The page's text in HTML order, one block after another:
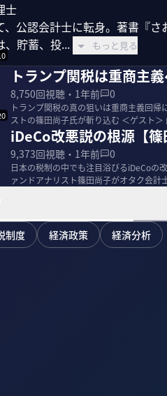
士
公認会計士に転身。著書『
、貯蓄、投...
もっと見る
トランプ関税は重商主
8,750回視聴・ 1年前 0
トランプ関税の真の狙いは重商主義回
ストの篠田尚子氏が斬り込む ＜ゲスト＞ 山田真哉｜公認会計士・税理士 東進ハイスクール勤務を経
て、公認会計...
iDeCo改悪説の根源【
9,373回視聴・ 1年前 0
日本の税制の中でも注目浴びるiDeCoの
ァンドアナリスト篠田尚子がオタク会計士山田真哉氏に問う ＜ゲス
制度 経済政策 経済分析